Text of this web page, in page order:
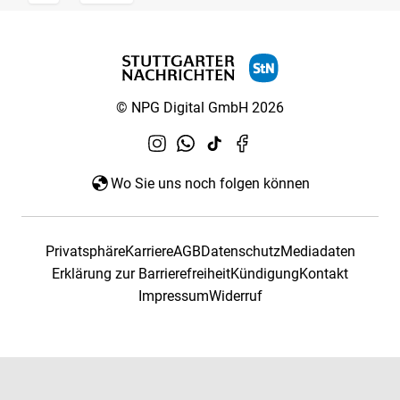
© NPG Digital GmbH 2026
Wo Sie uns noch folgen können
PrivatsphäreKarriereAGBDatenschutzMediadaten
Erklärung zur BarrierefreiheitKündigungKontakt
ImpressumWiderruf